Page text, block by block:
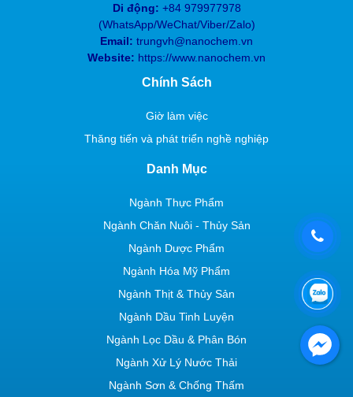
Di động: +84 979977978
(WhatsApp/WeChat/Viber/Zalo)
Email: trungvh@nanochem.vn
Website: https://www.nanochem.vn
Chính Sách
Giờ làm việc
Thăng tiến và phát triển nghề nghiệp
Danh Mục
Ngành Thực Phẩm
Ngành Chăn Nuôi - Thủy Sản
Ngành Dược Phẩm
Ngành Hóa Mỹ Phẩm
Ngành Thịt & Thủy Sản
Ngành Dầu Tinh Luyện
Ngành Lọc Dầu & Phân Bón
Ngành Xử Lý Nước Thải
Ngành Sơn & Chống Thấm